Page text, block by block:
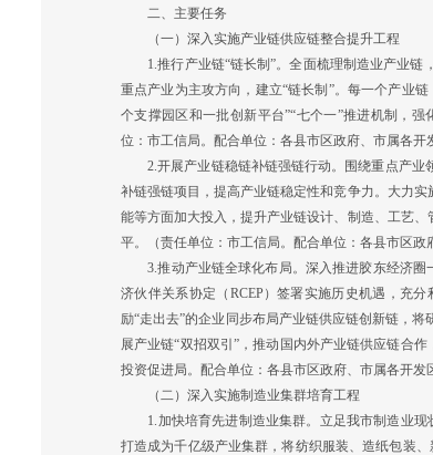
二、主要任务
（一）深入实施产业链供应链整合提升工程
1.推行产业链“链长制”。全面梳理制造业产业链
重点产业为主攻方向，建立“链长制”。每一个产业
个支撑园区和一批创新平台”“七个一”推进机制，
位：市工信局。配合单位：各县市区政府、市属各开
2.开展产业链稳链补链强链行动。围绕重点产业
补链强链项目，提高产业链稳定性和竞争力。大力
能等方面加大投入，提升产业链设计、制造、工艺
平。（责任单位：市工信局。配合单位：各县市区政
3.推动产业链全球化布局。深入推进胶东经济圈
济伙伴关系协定（RCEP）签署实施历史机遇，充
励“走出去”的企业同步布局产业链供应链创新链，
展产业链“双招双引”，推动国内外产业链供应链合
投资促进局。配合单位：各县市区政府、市属各开发
（二）深入实施制造业集群培育工程
1.加快培育先进制造业集群。立足我市制造业现
打造成为千亿级产业集群，将纺织服装、造纸包装